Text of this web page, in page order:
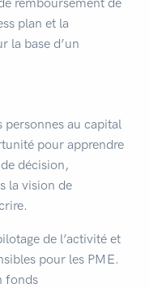
plan et la
la base d’un
personnes au capital
pour apprendre
décision,
la vision de
de l’activité et
pour les PME.
fonds